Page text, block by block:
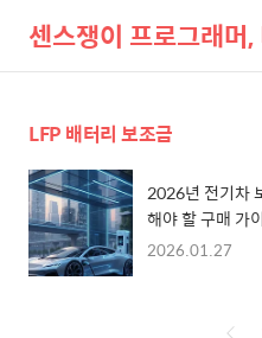
센스쟁이 프로그래머
LFP 배터리 보조금
2026년 전기차
해야 할 구매 가
2026.01.27